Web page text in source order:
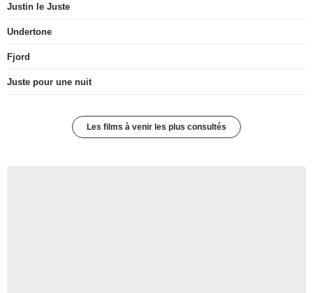
Justin le Juste
Undertone
Fjord
Juste pour une nuit
Les films à venir les plus consultés